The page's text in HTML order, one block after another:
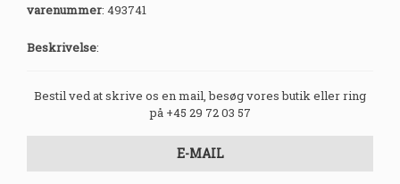
varenummer: 493741
Beskrivelse:
Bestil ved at skrive os en mail, besøg vores butik eller ring
på +45 29 72 03 57
E-MAIL